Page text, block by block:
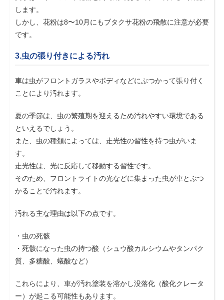
します。
しかし、花粉は8〜10月にもブタクサ花粉の飛散に注意が必要
です。
3.虫の張り付きによる汚れ
車は虫がフロントガラスやボディなどにぶつかって張り付く
ことにより汚れます。
夏の季節は、虫の繁殖期を迎えるため汚れやすい環境である
といえるでしょう。
また、虫の種類によっては、走光性の習性を持つ虫がいま
す。
走光性は、光に反応して移動する習性です。
そのため、フロントライトの光などに集まった虫が車とぶつ
かることで汚れます。
汚れる主な理由は以下の点です。
・虫の死骸
・死骸になった虫の持つ酸（シュウ酸カルシウムやタンパク
質、多糖酸、蟻酸など）
これらにより、車が汚れ塗装を溶かし没落化（酸化クレータ
ー）が起こる可能性もあります。